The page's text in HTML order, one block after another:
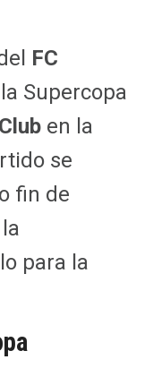
FC
Supercopa
en la
se
fin de
para la